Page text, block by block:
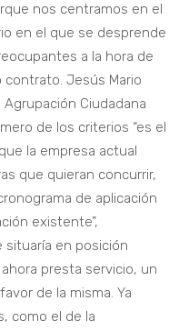
nos centramos en el
en el que se desprende
a la hora de
Jesús Mario
Ciudadana
de los criterios “es el
la empresa actual
que quieran concurrir,
de aplicación
existente”,
en posición
presta servicio, un
de la misma. Ya
como el de la